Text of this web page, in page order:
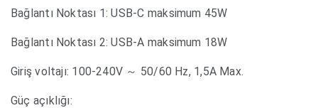
Bağlantı Noktası 1: USB-C maksimum 45W
Bağlantı Noktası 2: USB-A maksimum 18W
Giriş voltajı: 100-240V ～ 50/60 Hz, 1,5A Max.
Güç açıklığı: